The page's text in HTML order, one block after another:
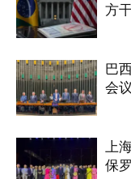
方
巴
会
上
保